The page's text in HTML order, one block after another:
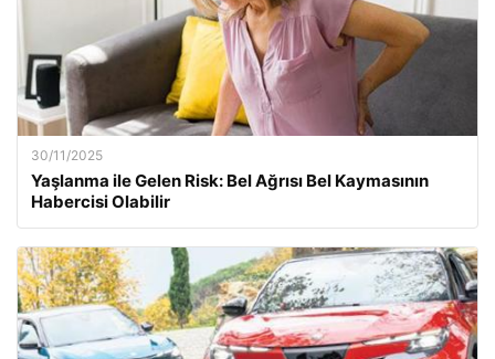
30/11/2025
Yaşlanma ile Gelen Risk: Bel Ağrısı Bel Kaymasının
Habercisi Olabilir